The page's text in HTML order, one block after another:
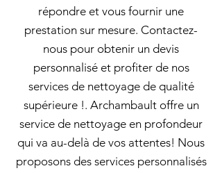
répondre et vous fournir une
prestation sur mesure. Contactez-
nous pour obtenir un devis
personnalisé et profiter de nos
services de nettoyage de qualité
supérieure !. Archambault offre un
service de nettoyage en profondeur
qui va au-delà de vos attentes! Nous
proposons des services personnalisés